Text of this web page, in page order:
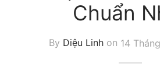
Chuẩn
By Diệu Linhon 14